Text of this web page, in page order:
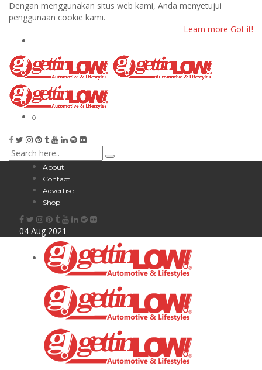
Dengan menggunakan situs web kami, Anda menyetujui
penggunaan cookie kami.
Learn more Got it!
0
About
Contact
Advertise
Shop
04 Aug 2021